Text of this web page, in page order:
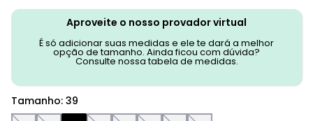
Aproveite o nosso provador virtual
É só adicionar suas medidas e ele te dará a melhor
opção de tamanho. Ainda ficou com dúvida?
Consulte nossa tabela de medidas.
Tamanho: 39